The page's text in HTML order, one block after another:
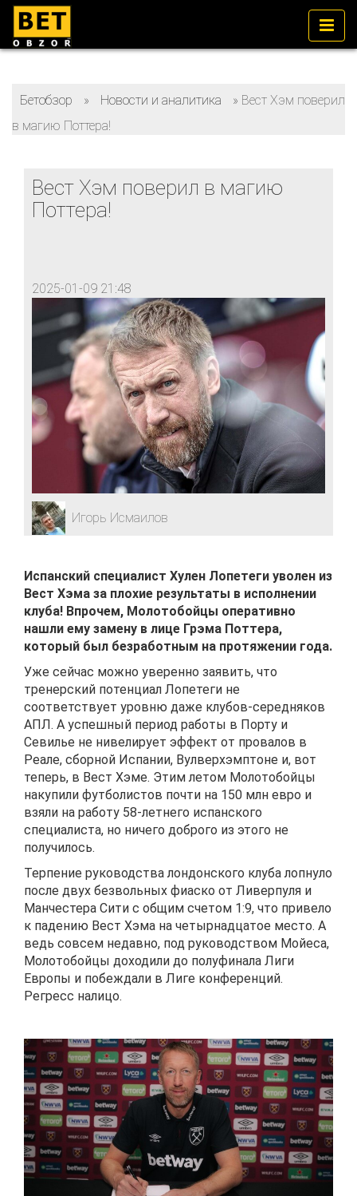
Бетобзор » Новости и аналитика » Вест Хэм поверил
в магию Поттера!
Вест Хэм поверил в магию
Поттера!
2025-01-09 21:48
Игорь Исмаилов
Испанский специалист Хулен Лопетеги уволен из
Вест Хэма за плохие результаты в исполнении
клуба! Впрочем, Молотобойцы оперативно
нашли ему замену в лице Грэма Поттера,
который был безработным на протяжении года.
Уже сейчас можно уверенно заявить, что
тренерский потенциал Лопетеги не
соответствует уровню даже клубов-середняков
АПЛ. А успешный период работы в Порту и
Севилье не нивелирует эффект от провалов в
Реале, сборной Испании, Вулверхэмптоне и, вот
теперь, в Вест Хэме. Этим летом Молотобойцы
накупили футболистов почти на 150 млн евро и
взяли на работу 58-летнего испанского
специалиста, но ничего доброго из этого не
получилось.
Терпение руководства лондонского клуба лопнуло
после двух безвольных фиаско от Ливерпуля и
Манчестера Сити с общим счетом 1:9, что привело
к падению Вест Хэма на четырнадцатое место. А
ведь совсем недавно, под руководством Мойеса,
Молотобойцы доходили до полуфинала Лиги
Европы и побеждали в Лиге конференций.
Регресс налицо.